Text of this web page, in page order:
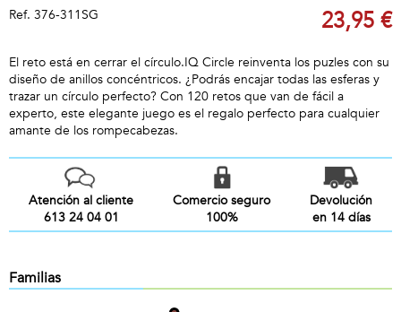
Ref. 376-311SG 23,95 €
El reto está en cerrar el círculo.IQ Circle reinventa los puzles con su
diseño de anillos concéntricos. ¿Podrás encajar todas las esferas y
trazar un círculo perfecto? Con 120 retos que van de fácil a
experto, este elegante juego es el regalo perfecto para cualquier
amante de los rompecabezas.
Atención al cliente
613 24 04 01
Comercio seguro
100%
Devolución
en 14 días
Familias